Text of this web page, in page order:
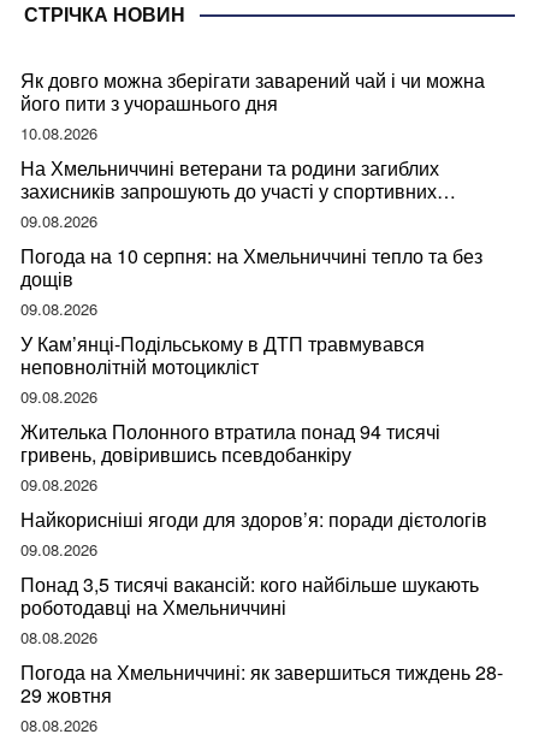
СТРІЧКА НОВИН
Як довго можна зберігати заварений чай і чи можна
його пити з учорашнього дня
10.08.2026
На Хмельниччині ветерани та родини загиблих
захисників запрошують до участі у спортивних
змаганнях
09.08.2026
Погода на 10 серпня: на Хмельниччині тепло та без
дощів
09.08.2026
У Кам’янці-Подільському в ДТП травмувався
неповнолітній мотоцикліст
09.08.2026
Жителька Полонного втратила понад 94 тисячі
гривень, довірившись псевдобанкіру
09.08.2026
Найкорисніші ягоди для здоров’я: поради дієтологів
09.08.2026
Понад 3,5 тисячі вакансій: кого найбільше шукають
роботодавці на Хмельниччині
08.08.2026
Погода на Хмельниччині: як завершиться тиждень 28-
29 жовтня
08.08.2026